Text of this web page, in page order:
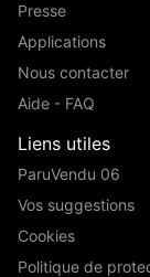
Presse
Applications
Nous contacter
Aide - FAQ
Liens utiles
ParuVendu 06
Vos suggestions
Cookies
Politique de